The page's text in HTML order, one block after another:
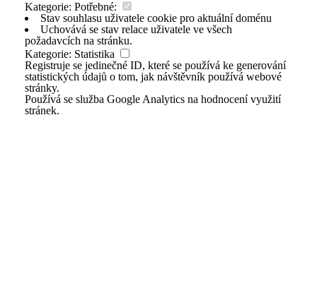
Kategorie: Potřebné:
Stav souhlasu uživatele cookie pro aktuální doménu
Uchovává se stav relace uživatele ve všech
požadavcích na stránku.
Kategorie: Statistika
Registruje se jedinečné ID, které se používá ke generování
statistických údajů o tom, jak návštěvník používá webové
stránky.
Používá se služba Google Analytics na hodnocení využití
stránek.